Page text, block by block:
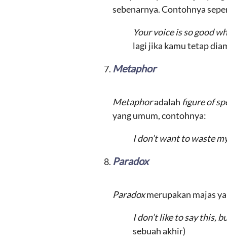
sebenarnya. Contohnya
Your voice is so good
lagi jika kamu tetap
Metaphor
Metaphoradalah figure of
yang umum, contohnya:
I don’t want to waste
Paradox
Paradoxmerupakan majas
I don’t like to say this,
sebuah akhir)